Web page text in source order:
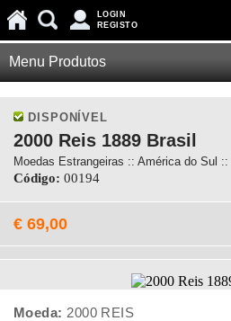
LOGIN
REGISTO
Menu Produtos
DISPONÍVEL
2000 Reis 1889 Brasil
Moedas Estrangeiras :: América do Sul ::
Código: 00194
€ 69,00
Moeda: 2000 REIS